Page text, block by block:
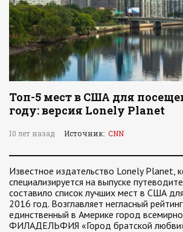
Топ-5 мест в США для
году: версия Lonely Planet
10 лет назад Источник: CNN
Известное издательство Lonely Planet,
специализируется на выпуске
составило список лучших мест в США
2016 год. Возглавляет негласный
единственный в Америке город
ФИЛАДЕЛЬФИЯ «Город братской